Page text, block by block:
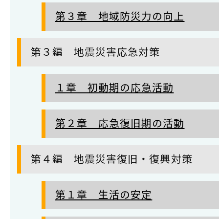
第３章 地域防災力の向上
第３編 地震災害応急対策
１章 初動期の応急活動
第２章 応急復旧期の活動
第４編 地震災害復旧・復興対策
第１章 生活の安定